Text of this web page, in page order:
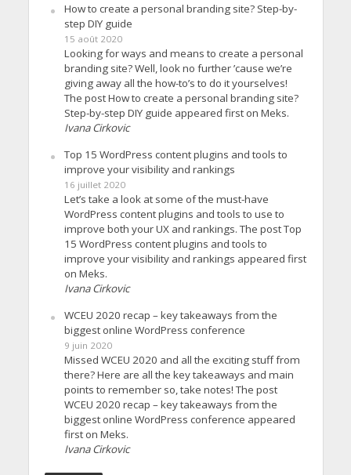
How to create a personal branding site? Step-by-
step DIY guide
15 août 2020
Looking for ways and means to create a personal
branding site? Well, look no further ’cause we’re
giving away all the how-to’s to do it yourselves!
The post How to create a personal branding site?
Step-by-step DIY guide appeared first on Meks.
Ivana Cirkovic
Top 15 WordPress content plugins and tools to
improve your visibility and rankings
16 juillet 2020
Let’s take a look at some of the must-have
WordPress content plugins and tools to use to
improve both your UX and rankings. The post Top
15 WordPress content plugins and tools to
improve your visibility and rankings appeared first
on Meks.
Ivana Cirkovic
WCEU 2020 recap – key takeaways from the
biggest online WordPress conference
9 juin 2020
Missed WCEU 2020 and all the exciting stuff from
there? Here are all the key takeaways and main
points to remember so, take notes! The post
WCEU 2020 recap – key takeaways from the
biggest online WordPress conference appeared
first on Meks.
Ivana Cirkovic